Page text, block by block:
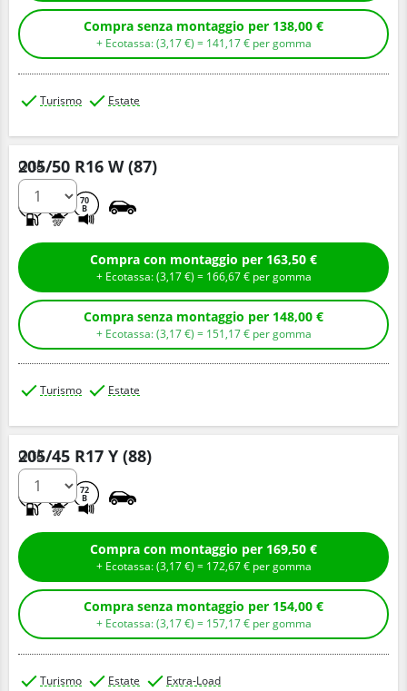
Compra senza montaggio per 138,00 €
+ Ecotassa: (3,17€ ) = 141,17€ per gomma
Turismo Estate
205/50 R16 W (87)
70
B
Q.tà
Compra con montaggio per 163,50 €
+ Ecotassa: (3,17€ ) = 166,67€ per gomma
Compra senza montaggio per 148,00 €
+ Ecotassa: (3,17€ ) = 151,17€ per gomma
Turismo Estate
205/45 R17 Y (88)
72
B
Q.tà
Compra con montaggio per 169,50 €
+ Ecotassa: (3,17€ ) = 172,67€ per gomma
Compra senza montaggio per 154,00 €
+ Ecotassa: (3,17€ ) = 157,17€ per gomma
Turismo Estate Extra-Load